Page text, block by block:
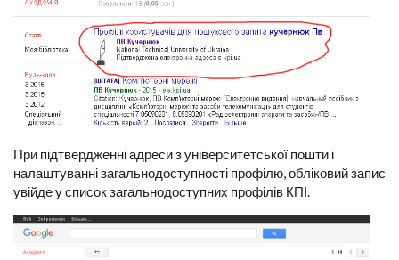
При підтвердженні адреси з університетської пошти і
налаштуванні загальнодоступності профілю, обліковий запис
увійде у список загальнодоступних профілів КПІ.